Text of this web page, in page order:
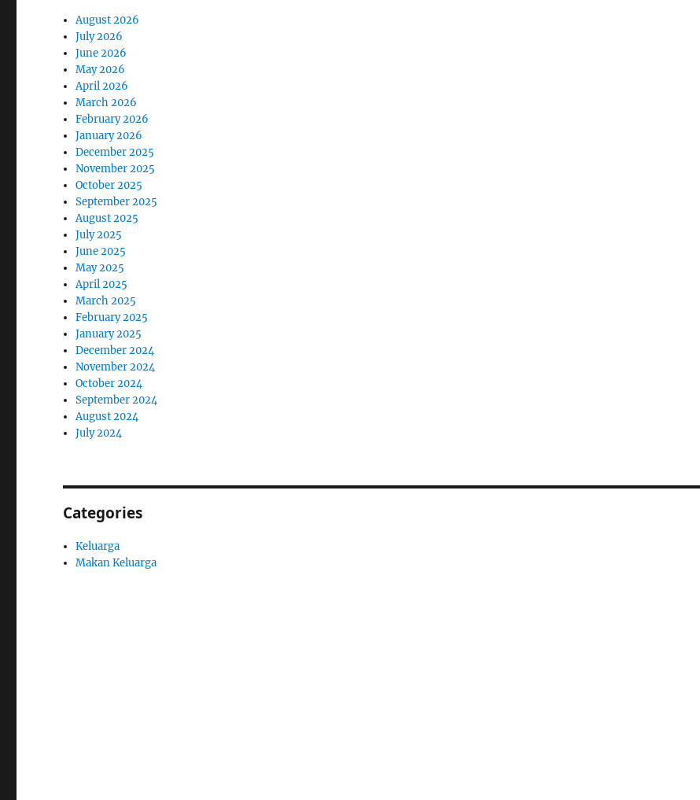
August 2026
July 2026
June 2026
May 2026
April 2026
March 2026
February 2026
January 2026
December 2025
November 2025
October 2025
September 2025
August 2025
July 2025
June 2025
May 2025
April 2025
March 2025
February 2025
January 2025
December 2024
November 2024
October 2024
September 2024
August 2024
July 2024
Categories
Keluarga
Makan Keluarga